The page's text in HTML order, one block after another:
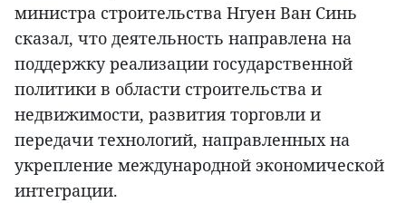
министра строительства Нгуен Ван Синь
сказал, что деятельность направлена на
поддержку реализации государственной
политики в области строительства и
недвижимости, развития торговли и
передачи технологий, направленных на
укрепление международной экономической
интеграции.